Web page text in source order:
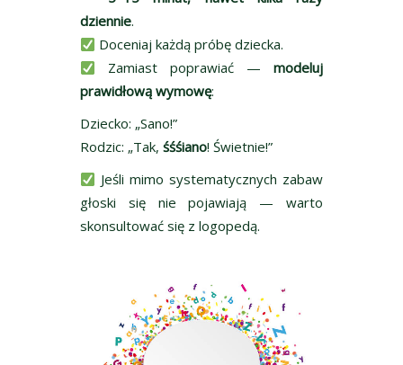
dziennie.
Doceniaj każdą próbę dziecka.
Zamiast poprawiać — modeluj
prawidłową wymowę:
Dziecko: „Sano!”
Rodzic: „Tak, śśśiano! Świetnie!”
Jeśli mimo systematycznych zabaw
głoski się nie pojawiają — warto
skonsultować się z logopedą.